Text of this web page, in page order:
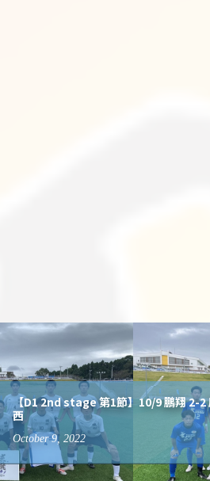
【D1 2nd stage 第1節】10/9 鵬翔 2-2
西
October 9, 2022